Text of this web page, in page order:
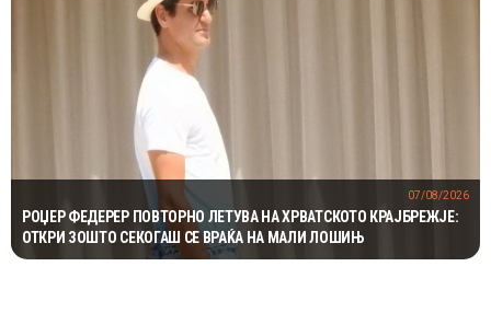
РОЏЕР ФЕДЕРЕР ПОВТОРНО ЛЕТУВА НА ХРВАТСКОТО КРАЈБРЕЖЈЕ:
ОТКРИ ЗОШТО СЕКОГАШ СЕ ВРАЌА НА МАЛИ ЛОШИЊ
07/08/2026